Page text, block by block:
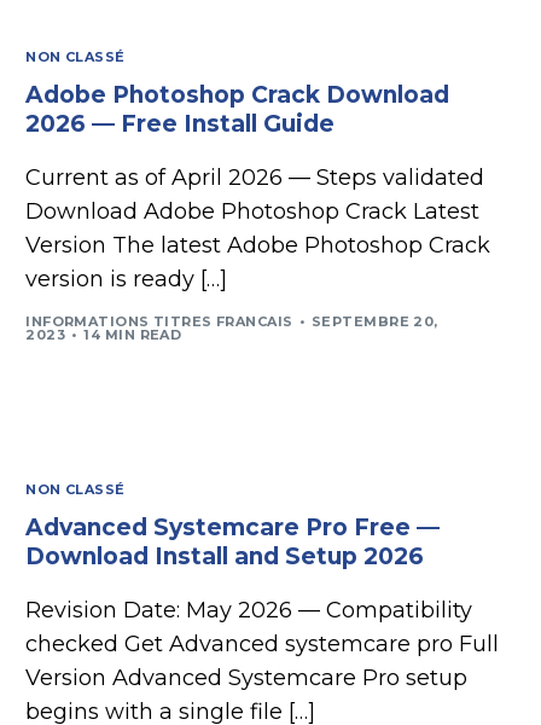
NON CLASSÉ
Adobe Photoshop Crack Download
2026 — Free Install Guide
Current as of April 2026 — Steps validated
Download Adobe Photoshop Crack Latest
Version The latest Adobe Photoshop Crack
version is ready […]
INFORMATIONS TITRES FRANCAIS SEPTEMBRE 20,
2023 14 MIN READ
NON CLASSÉ
Advanced Systemcare Pro Free —
Download Install and Setup 2026
Revision Date: May 2026 — Compatibility
checked Get Advanced systemcare pro Full
Version Advanced Systemcare Pro setup
begins with a single file […]